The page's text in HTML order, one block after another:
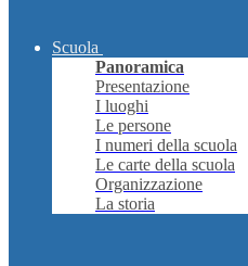
Scuola
Panoramica
Presentazione
I luoghi
Le persone
I numeri della scuola
Le carte della scuola
Organizzazione
La storia